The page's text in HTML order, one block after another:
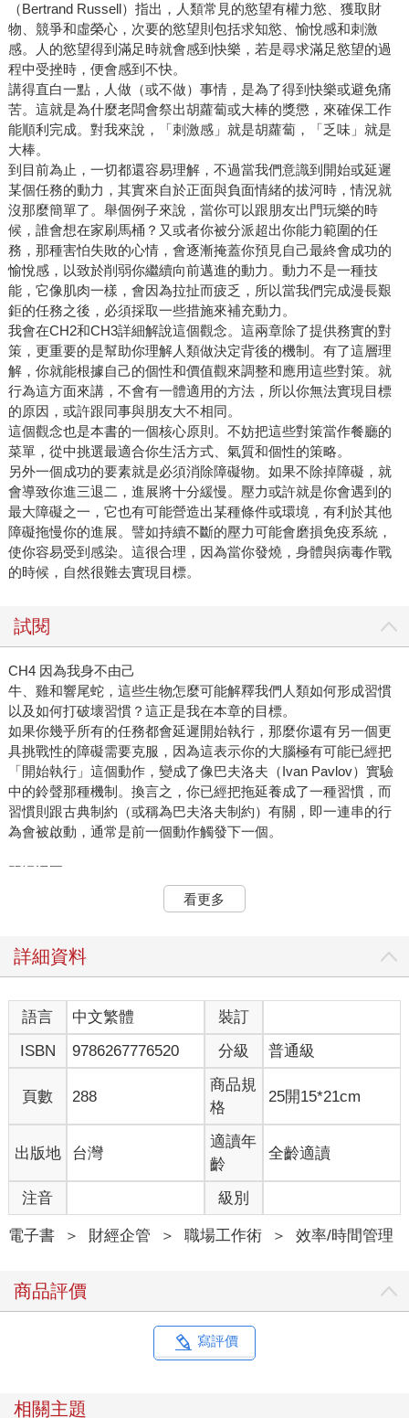
（Bertrand Russell）指出，人類常見的慾望有權力慾、獲取財
物、競爭和虛榮心，次要的慾望則包括求知慾、愉悅感和刺激
感。人的慾望得到滿足時就會感到快樂，若是尋求滿足慾望的過
程中受挫時，便會感到不快。
講得直白一點，人做（或不做）事情，是為了得到快樂或避免痛
苦。這就是為什麼老闆會祭出胡蘿蔔或大棒的獎懲，來確保工作
能順利完成。對我來說，「刺激感」就是胡蘿蔔，「乏味」就是
大棒。
到目前為止，一切都還容易理解，不過當我們意識到開始或延遲
某個任務的動力，其實來自於正面與負面情緒的拔河時，情況就
沒那麼簡單了。舉個例子來說，當你可以跟朋友出門玩樂的時
候，誰會想在家刷馬桶？又或者你被分派超出你能力範圍的任
務，那種害怕失敗的心情，會逐漸掩蓋你預見自己最終會成功的
愉悅感，以致於削弱你繼續向前邁進的動力。動力不是一種技
能，它像肌肉一樣，會因為拉扯而疲乏，所以當我們完成漫長艱
鉅的任務之後，必須採取一些措施來補充動力。
我會在CH2和CH3詳細解說這個觀念。這兩章除了提供務實的對
策，更重要的是幫助你理解人類做決定背後的機制。有了這層理
解，你就能根據自己的個性和價值觀來調整和應用這些對策。就
行為這方面來講，不會有一體適用的方法，所以你無法實現目標
的原因，或許跟同事與朋友大不相同。
這個觀念也是本書的一個核心原則。不妨把這些對策當作餐廳的
菜單，從中挑選最適合你生活方式、氣質和個性的策略。
另外一個成功的要素就是必須消除障礙物。如果不除掉障礙，就
會導致你進三退二，進展將十分緩慢。壓力或許就是你會遇到的
最大障礙之一，它也有可能營造出某種條件或環境，有利於其他
障礙拖慢你的進展。譬如持續不斷的壓力可能會磨損免疫系統，
使你容易受到感染。這很合理，因為當你發燒，身體與病毒作戰
的時候，自然很難去實現目標。
試閱
CH4 因為我身不由己
牛、雞和響尾蛇，這些生物怎麼可能解釋我們人類如何形成習慣
以及如何打破壞習慣？這正是我在本章的目標。
如果你幾乎所有的任務都會延遲開始執行，那麼你還有另一個更
具挑戰性的障礙需要克服，因為這表示你的大腦極有可能已經把
「開始執行」這個動作，變成了像巴夫洛夫（Ivan Pavlov）實驗
中的鈴聲那種機制。換言之，你已經把拖延養成了一種習慣，而
習慣則跟古典制約（或稱為巴夫洛夫制約）有關，即一連串的行
為會被啟動，通常是前一個動作觸發下一個。
習慣迴圈
這一連串行為始於一個觸發點，而這個觸發點可以是你看到、聽
到或聞到的東西，又或者是多種事物的綜合。接著觸發點會啟動
悅感是這個習慣流程──或稱為習慣迴圈──的第三個，也是最後
上睡衣、拍鬆枕頭，也許還會看點書）。這一連串動作變成了一
種習慣，通常由個觸發點所引發。有些人的觸發點可能是夜間新
聞播報完畢，主播向觀眾道晚安的時候，也或者是某個細微的事
物，譬如一天中的某個時間點。
早上到了辦公室之後，也許會觸發你去茶水間喝杯咖啡，即便有
時候你因為早起，出門前已經在家裡喝了兩杯。把咖啡杯放下這
個動作，會連帶促使你走去辦公室。接著你會檢查電子郵件，過
後再喝杯咖啡休息一下。如果每天都照著這個例行程序走，那麼
該程序就很有可能變成你的習慣迴圈。
習慣可以非常複雜，也可以像單一個提示、反應和獎賞那樣簡
單。舉個例子來說，當你看到麥當勞的金拱門標誌映入眼簾時，
就去買一個冰旋風，這就是一個簡單的例行儀式。最終，這個儀
由於這個習慣迴圈已經成為例行儀式，因此當你感嘆衣服怎麼變
得愈來愈緊時，可能不會去刻意思考自己為什麼要把車開進得來
速。這類的習慣本身並沒有錯，事實上，這種習慣甚至能夠大大
提高做完事情的機率。但如果你投入一個例行儀式的目的，很明
有些人習慣推遲所有任務，使得任何截止期限都能觸發一個最終
看更多
詳細資料
語言 中文繁體
裝訂
ISBN
9786267776520 分級 普通級
頁數 288
商品規
格
25開15*21cm
出版地 台灣
適讀年
齡
全齡適讀
注音 級別
電子書 ＞ 財經企管 ＞ 職場工作術 ＞ 效率/時間管理
商品評價
寫評價
相關主題